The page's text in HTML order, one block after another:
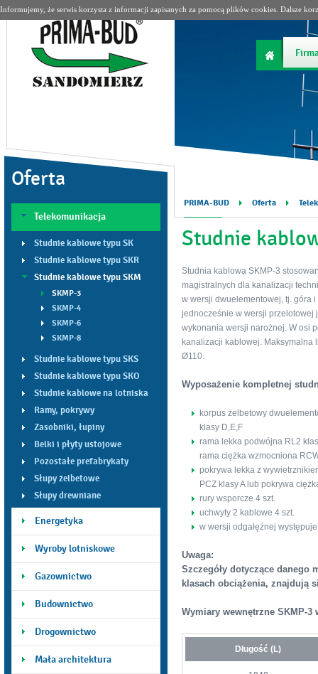
Informujemy, że serwis korzysta z informacji zapisanych za pomocą plików cookies. Dalsze
Oferta
Telekomunikacja
Studnie kablowe typu SK
Studnie kablowe typu SKR
Studnie kablowe typu SKM
SKMP-3
SKMP-4
SKMP-6
SKMP-8
Studnie kablowe typu SKS
Studnie kablowe typu SKO
Studnie kablowe na lotniska
Ramy, pokrywy
Zasobniki, łupiny
Belki i płyty ustojowe
Pozostałe prefabrykaty
Słupy żelbetowe
Słupy drewniane
Energetyka
Wyroby lotniskowe
Gazownictwo
Budownictwo
Drogownictwo
Mała architektura
PRIMA-BUD Oferta
Studnie
Studnia kablowa SKMP-3
magistralnych dla kanalizacji
w wersji dwuelementowej, tj. góra
jednocześnie w wersji przelotowej
wykonania wersji narożnej. W osi
kanalizacji kablowej. Maksymalna
Ø110.
Wyposażenie kompletnej
korpus żelbetowy
klasy D,E,F
rama lekka podwójna RL2
rama ciężka wzmocniona
pokrywa lekka z
PCZ klasy A lub pokrywa
rury wsporcze 4 szt.
uchwyty 2 kablowe 4 szt.
w wersji odgałęźnej
Uwaga:
Szczegóły dotyczące danego
klasach obciążenia, znajdują
Wymiary wewnętrzne SKMP-3
Długość (L)